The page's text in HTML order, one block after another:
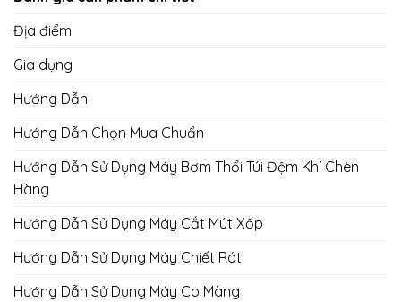
Địa điểm
Gia dụng
Hướng Dẫn
Hướng Dẫn Chọn Mua Chuẩn
Hướng Dẫn Sử Dụng Máy Bơm Thổi Túi Đệm Khí Chèn
Hàng
Hướng Dẫn Sử Dụng Máy Cắt Mút Xốp
Hướng Dẫn Sử Dụng Máy Chiết Rót
Hướng Dẫn Sử Dụng Máy Co Màng